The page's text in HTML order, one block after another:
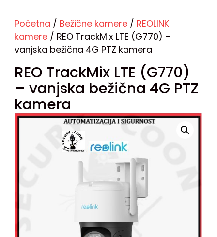
Početna / Bežične kamere / REOLINK
kamere / REO TrackMix LTE (G770) –
vanjska bežična 4G PTZ kamera
REO TrackMix LTE (G770)
– vanjska bežična 4G PTZ
kamera